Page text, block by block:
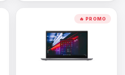
🔥 PROMO